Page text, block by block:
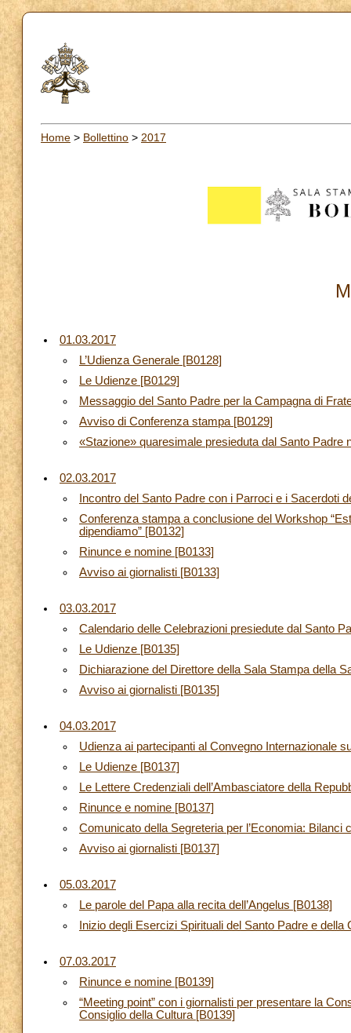
Home > Bollettino > 2017
01.03.2017
L’Udienza Generale [B0128]
Le Udienze [B0129]
Messaggio del Santo Padre per la Campagna di
Avviso di Conferenza stampa [B0129]
«Stazione» quaresimale presieduta dal Santo Padre
02.03.2017
Incontro del Santo Padre con i Parroci e i Sacerdoti
Conferenza stampa a conclusione del Workshop
dipendiamo” [B0132]
Rinunce e nomine [B0133]
Avviso ai giornalisti [B0133]
03.03.2017
Calendario delle Celebrazioni presiedute dal Santo
Le Udienze [B0135]
Dichiarazione del Direttore della Sala Stampa della
Avviso ai giornalisti [B0135]
04.03.2017
Udienza ai partecipanti al Convegno Internazionale
Le Udienze [B0137]
Le Lettere Credenziali dell’Ambasciatore della
Rinunce e nomine [B0137]
Comunicato della Segreteria per l’Economia: Bilanci
Avviso ai giornalisti [B0137]
05.03.2017
Le parole del Papa alla recita dell’Angelus [B0138]
Inizio degli Esercizi Spirituali del Santo Padre e della
07.03.2017
Rinunce e nomine [B0139]
“Meeting point” con i giornalisti per presentare la
Consiglio della Cultura [B0139]